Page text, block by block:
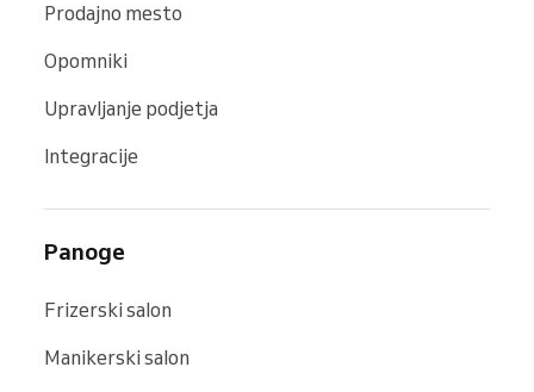
Prodajno mesto
Opomniki
Upravljanje podjetja
Integracije
Panoge
Frizerski salon
Manikerski salon